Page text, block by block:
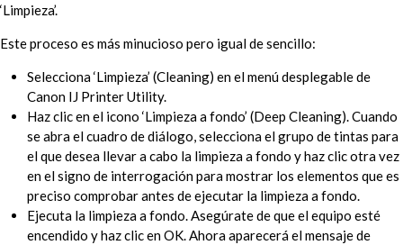
‘Limpieza’.
Este proceso es más minucioso pero igual de sencillo:
Selecciona ‘Limpieza’ (Cleaning) en el menú desplegable de
Canon IJ Printer Utility.
Haz clic en el icono ‘Limpieza a fondo’ (Deep Cleaning). Cuando
se abra el cuadro de diálogo, selecciona el grupo de tintas para
el que desea llevar a cabo la limpieza a fondo y haz clic otra vez
en el signo de interrogación para mostrar los elementos que es
preciso comprobar antes de ejecutar la limpieza a fondo.
Ejecuta la limpieza a fondo. Asegúrate de que el equipo esté
encendido y haz clic en OK. Ahora aparecerá el mensaje de